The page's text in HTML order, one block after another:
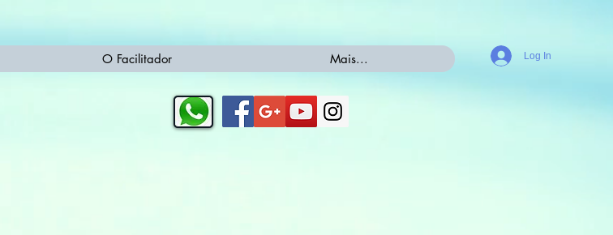
O Facilitador Mais... Log In